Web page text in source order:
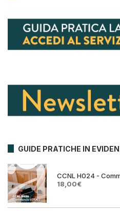
GUIDE PRATICHE IN
CCNL H024 -
Il
era:
18,00€Il
è: